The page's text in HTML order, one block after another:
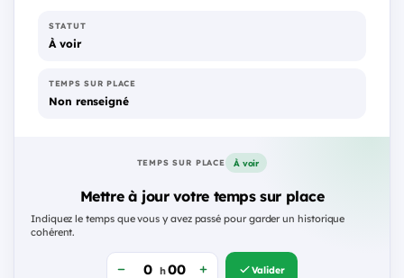
STATUT
À voir
TEMPS SUR PLACE
Non renseigné
TEMPS SUR PLACE À voir
Mettre à jour votre temps sur place
Indiquez le temps que vous y avez passé pour garder un historique
cohérent.
h Valider